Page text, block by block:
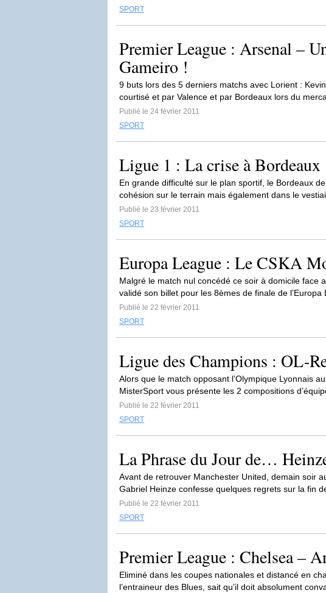
SPORT
Premier League : Arsenal –
Gameiro !
9 buts lors des 5 derniers matchs avec Lorient :
courtisé et par Valence et par Bordeaux lors du
Publié le 24 février 2011
SPORT
Ligue 1 : La crise à Bordeaux
En grande difficulté sur le plan sportif, le Bordeaux
cohésion sur le terrain mais également dans le
Publié le 23 février 2011
SPORT
Europa League : Le CSKA
Malgré le match nul concédé ce soir à domicile face
validé son billet pour les 8èmes de finale de l’Europa
Publié le 22 février 2011
SPORT
Ligue des Champions : OL-
Alors que le match opposant l’Olympique Lyonnais
MisterSport vous présente les 2 compositions
Publié le 22 février 2011
SPORT
La Phrase du Jour de…
Avant de retrouver Manchester United, demain soir
Gabriel Heinze confesse quelques regrets sur la fin
Publié le 22 février 2011
SPORT
Premier League : Chelsea –
Eliminé dans les coupes nationales et distancé en
l’entraineur des Blues, sait qu’il doit absolument